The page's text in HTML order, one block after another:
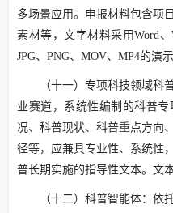
多场景应用。申报材料包含项
素材等，文字材料采用Word
JPG、PNG、MOV、MP4的演
（十一）专项科技领域科
业赛道，系统性编制的科普
况、科普现状、科普重点方向
径等，应兼具专业性、系统性
普长期实施的指导性文本。文
（十二）科普智能体：依